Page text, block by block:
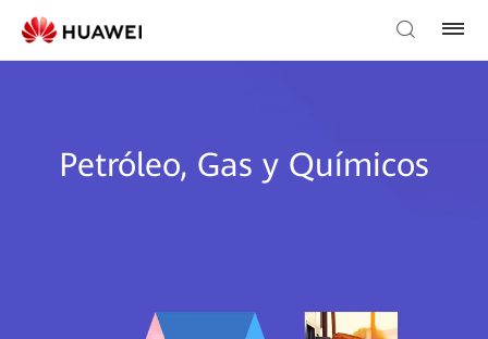
Petróleo, Gas y Químicos